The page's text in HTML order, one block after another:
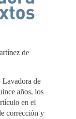
de
Lavadora de
años, los
en el
corrección y